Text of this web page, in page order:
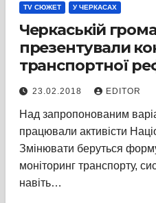
TV СЮЖЕТ У ЧЕРКАСАХ
Черкаській
презентували
транспортної
23.02.2018 EDITOR
Над запропонованим
працювали активісти
Змінювати беруться
моніторинг транспорту,
навіть…